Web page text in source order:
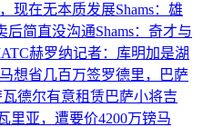
现在无本质发展Shams：雄
后简直没沟通Shams：奇才与
赫罗纳记者：库明加是湖
想省几百万签罗德里，巴萨
德尔有意租赁巴萨小将吉
里亚，遭要价4200万镑马